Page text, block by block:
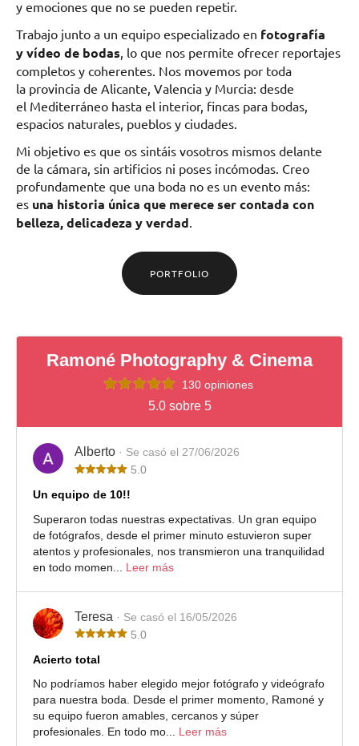
y emociones que no se pueden repetir.
Trabajo junto a un equipo especializado en fotografía
y vídeo de bodas , lo que nos permite ofrecer reportajes
completos y coherentes. Nos movemos por toda
la provincia de Alicante, Valencia y Murcia: desde
el Mediterráneo hasta el interior, fincas para bodas,
espacios naturales, pueblos y ciudades.
Mi objetivo es que os sintáis vosotros mismos delante
de la cámara, sin artificios ni poses incómodas. Creo
profundamente que una boda no es un evento más:
es una historia única que merece ser contada con
belleza, delicadeza y verdad
PORTFOLIO
Ramoné Photography & Cinema
130 opiniones
5.0 sobre 5
Alberto · Se casó el 27/06/2026
5.0
Un equipo de 10!!
Superaron todas nuestras expectativas. Un gran equipo
de fotógrafos, desde el primer minuto estuvieron super
atentos y profesionales, nos transmieron una tranquilidad
en todo momen... Leer más
Teresa · Se casó el 16/05/2026
5.0
Acierto total
No podríamos haber elegido mejor fotógrafo y videógrafo
para nuestra boda. Desde el primer momento, Ramoné y
su equipo fueron amables, cercanos y súper
profesionales. En todo mo... Leer más